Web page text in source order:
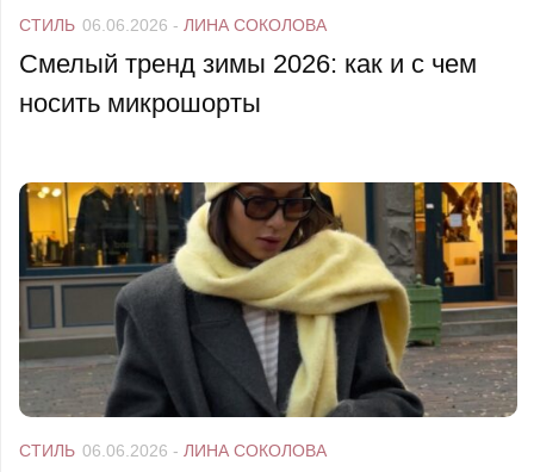
СТИЛЬ 06.06.2026 - ЛИНА СОКОЛОВА
Смелый тренд зимы 2026: как и с чем
носить микрошорты
СТИЛЬ 06.06.2026 - ЛИНА СОКОЛОВА